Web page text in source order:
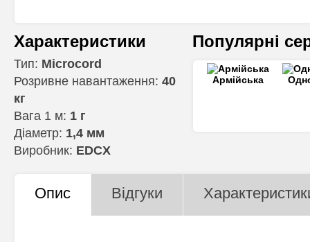
Характеристики
Тип: Microcord
Розривне навантаження: 40
кг
Вага 1 м: 1 г
Діаметр: 1,4 мм
Виробник: EDCX
Популярні
Армійська
Опис Відгуки